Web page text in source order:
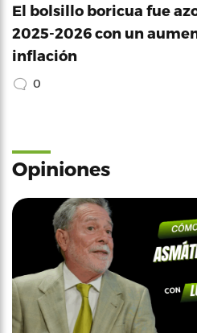
El bolsillo boricua fue
2025-2026 con un
inflación
0
Opiniones